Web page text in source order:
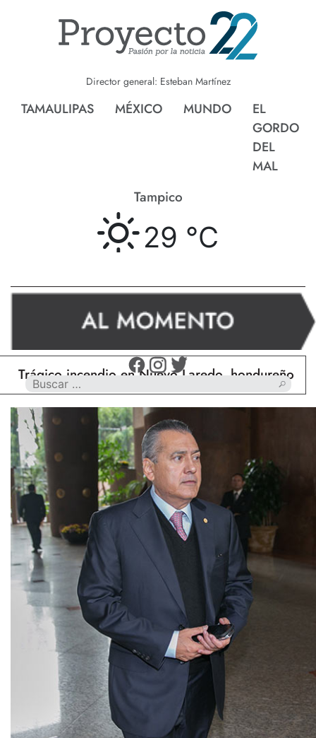
Director general: Esteban Martínez
TAMAULIPAS MÉXICO MUNDO
EL
GORDO
DEL
MAL
Tampico
29 °C
incendio en Nuevo Laredo, hondureño muere